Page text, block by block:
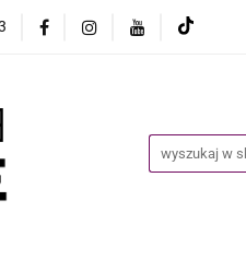
Dom i Ogród Narzędzia